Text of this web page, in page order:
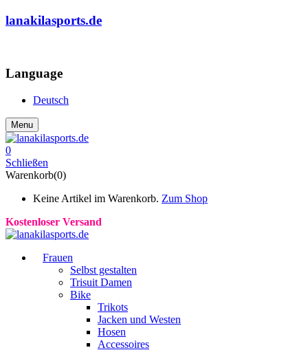
lanakilasports.de
Language
Deutsch
Menu
0
Schließen
Warenkorb(0)
Keine Artikel im Warenkorb. Zum Shop
Kostenloser Versand
Frauen
Selbst gestalten
Trisuit Damen
Bike
Trikots
Jacken und Westen
Hosen
Accessoires